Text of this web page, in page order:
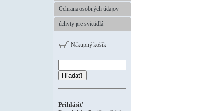
Ochrana osobných údajov
úchyty pre svietidlá
Nákupný košík
Hľadať!
Prihlásiť